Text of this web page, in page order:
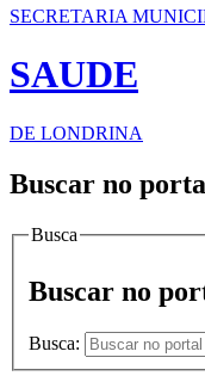
SECRETARIA
SAUDE
DE LONDRINA
Buscar no
Busca
Buscar no
Busca: